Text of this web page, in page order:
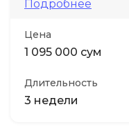
Подробнее
Цена
1 095 000 сум
Длительность
3 недели